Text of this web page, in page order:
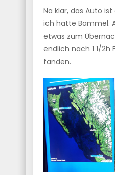
Na klar, das Auto
ich hatte Bammel.
etwas zum
endlich nach 1 1/2h
fanden.